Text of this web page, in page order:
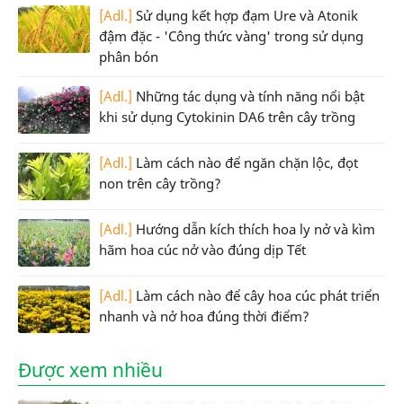
[Adl.] Sử dụng kết hợp đạm Ure và Atonik
đậm đặc - 'Công thức vàng' trong sử dụng
phân bón
[Adl.] Những tác dụng và tính năng nổi bật
khi sử dụng Cytokinin DA6 trên cây trồng
[Adl.] Làm cách nào để ngăn chặn lộc, đọt
non trên cây trồng?
[Adl.] Hướng dẫn kích thích hoa ly nở và kìm
hãm hoa cúc nở vào đúng dịp Tết
[Adl.] Làm cách nào để cây hoa cúc phát triển
nhanh và nở hoa đúng thời điểm?
Được xem nhiều